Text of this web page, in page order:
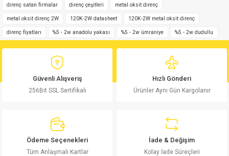
iletebilirsiniz.
Ürün resmi kalitesiz, bozuk veya görüntülenemiyor.
Ürün açıklamasında eksik bilgiler bulunuyor.
Ürün bilgilerinde hatalar bulunuyor.
Ürün fiyatı diğer sitelerden daha pahalı.
direnç satan firmalar
direnç çeşitleri metal oksit direnç
metal oksit direnç 2W 120K-2W datasheet 120K-2W metal oksit direnç
direnç fiyatları %5 - 2w anadolu yakası %5 - 2w ümraniye %5 - 2w dudullu
Güvenli Alışveriş
256Bit SSL Sertifikalı
Hızlı Gönderi
Ürünler Aynı Gün Kargolanır
Ödeme Seçenekleri
Tüm Anlaşmalı Kartlar
İade & Değişim
Kolay İade Süreçleri